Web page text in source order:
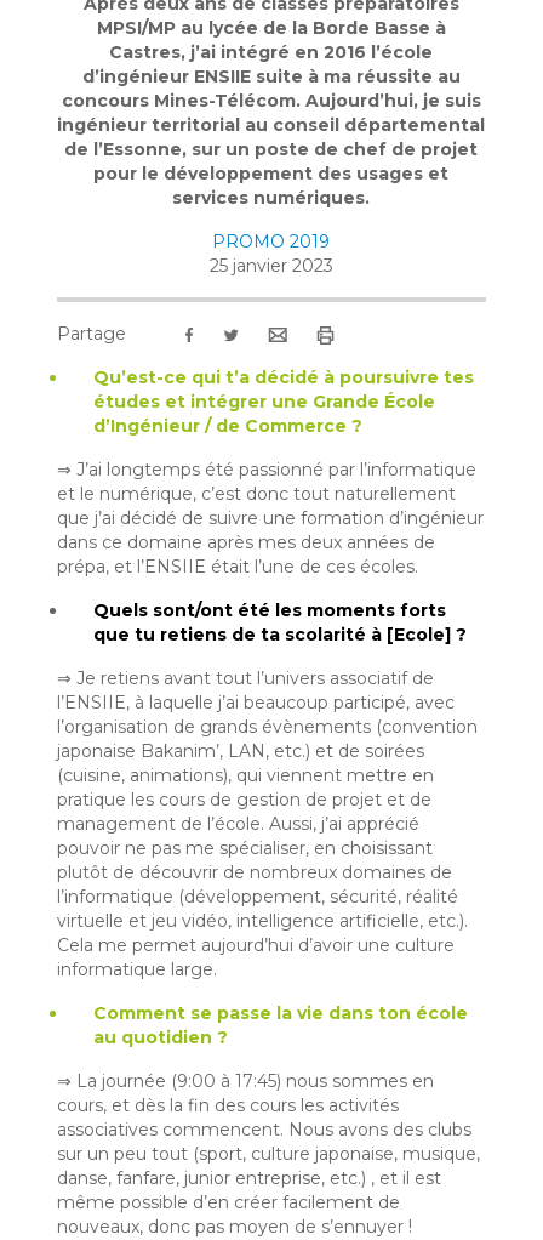
MPSI/MP au lycée de la Borde Basse à
Castres, j’ai intégré en 2016 l’école
d’ingénieur ENSIIE suite à ma réussite au
concours Mines-Télécom. Aujourd’hui, je suis
ingénieur territorial au conseil départemental
de l’Essonne, sur un poste de chef de projet
pour le développement des usages et
services numériques.
PROMO 2019
25 janvier 2023
Partage
Qu’est-ce qui t’a décidé à poursuivre tes
études et intégrer une Grande École
d’Ingénieur / de Commerce ?
⇒ J’ai longtemps été passionné par l’informatique
et le numérique, c’est donc tout naturellement
que j’ai décidé de suivre une formation d’ingénieur
dans ce domaine après mes deux années de
prépa, et l’ENSIIE était l’une de ces écoles.
Quels sont/ont été les moments forts
que tu retiens de ta scolarité à [Ecole] ?
⇒ Je retiens avant tout l’univers associatif de
l’ENSIIE, à laquelle j’ai beaucoup participé, avec
l’organisation de grands évènements (convention
japonaise Bakanim’, LAN, etc.) et de soirées
(cuisine, animations), qui viennent mettre en
pratique les cours de gestion de projet et de
management de l’école. Aussi, j’ai apprécié
pouvoir ne pas me spécialiser, en choisissant
plutôt de découvrir de nombreux domaines de
l’informatique (développement, sécurité, réalité
virtuelle et jeu vidéo, intelligence artificielle, etc.).
Cela me permet aujourd’hui d’avoir une culture
informatique large.
Comment se passe la vie dans ton école
au quotidien ?
⇒ La journée (9:00 à 17:45) nous sommes en
cours, et dès la fin des cours les activités
associatives commencent. Nous avons des clubs
sur un peu tout (sport, culture japonaise, musique,
danse, fanfare, junior entreprise, etc.) , et il est
même possible d’en créer facilement de
nouveaux, donc pas moyen de s’ennuyer !